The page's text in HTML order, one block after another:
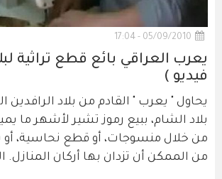
05/09/2010 - 17:04
يعرب العراقي بائع قطع تراثية
فيديو )
يحاول " يعرب " القادم من بلاد الرافدين
بلاد الشام، ببيع رموز تشير لأشهر ما
من خلال منسوجات، أو قطع نحاسية،
من الممكن أن تزدان بها أركان المنازل.